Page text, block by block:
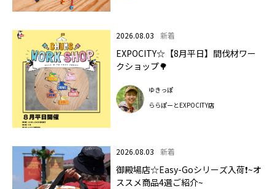
2026.08.03 新着
EXPOCITY☆【8月平日】間伐材ワー
クショップ🌳
ゆきっぽ
ららぽーとEXPOCITY店
2026.08.03 新着
御殿場店☆Easy-Goシリーズ入荷❗~オ
ススメ商品4選ご紹介~